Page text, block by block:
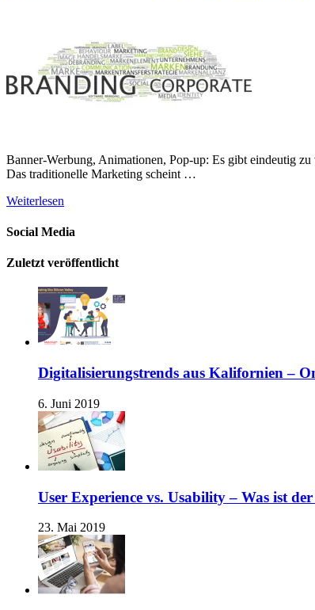
Banner-Werbung, Animationen, Pop-up: Es gibt eindeutig
Das traditionelle Marketing scheint …
Weiterlesen
Social Media
Zuletzt veröffentlicht
Digitalisierungstrends aus Kalifornien –
6. Juni 2019
User Experience vs. Usability – Was ist
23. Mai 2019